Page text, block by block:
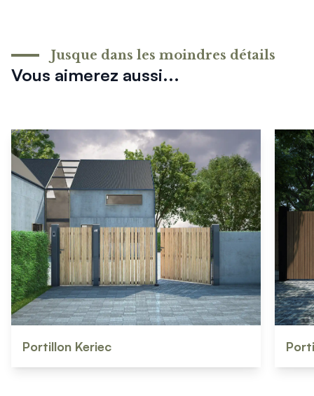
Vous aimerez aussi...
Jusque dans les moindres détails
Portillon Keriec